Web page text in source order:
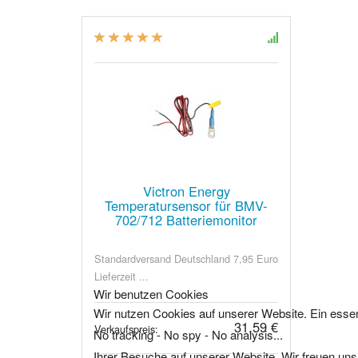
Victron Energy
Temperatursensor für BMV-
702/712 Batteriemonitor
Standardversand Deutschland 7,95 Euro
Lieferzeit ...
Verkaufspreis: 31,59 €
Wir benutzen Cookies
Wir nutzen Cookies auf unserer Website. Ein
No tracking - No spy - No analysis...